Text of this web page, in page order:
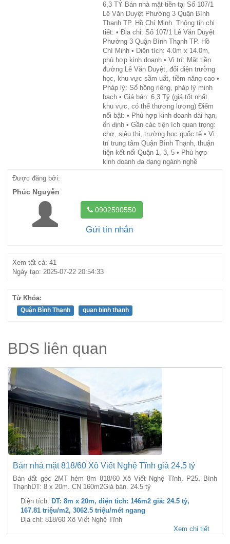
6,3 TỶ Bán nhà mặt tiền tại Số 107/1
Lê Văn Duyệt Phường 3 Quận Bình
Thạnh TP. Hồ Chí Minh. Thông tin chi
tiết: • Địa chỉ: Số 107/1 Lê Văn Duyệt
Phường 3 Quận Bình Thạnh TP. Hồ
Chí Minh • Diện tích: 4.0m x 14.0m,
phù hợp kinh doanh • Vị trí: Mặt tiền
đường Lê Văn Duyệt, đối diện trường
học, khu vực sầm uất, tiềm năng cao •
Pháp lý: Sổ hồng riêng, pháp lý minh
bạch • Giá bán: 6,3 Tỷ (giá tốt nhất
khu vực, có thể thương lượng) Điểm
nổi bật: • Phù hợp kinh doanh dài hạn,
ổn định • Gần các tiện ích quan trọng:
chợ, siêu thị, trường học quốc tế • Vị
trí trung tâm Quận Bình Thạnh, thuận
tiện kết nối Quận 1, 3, 5 • Phù hợp
kinh doanh đa dạng ngành nghề
Được đăng bởi:
Phúc Nguyễn
0902590550
Gửi tin nhắn
Xem tất cả: 41
Ngày tạo: 2025-07-22 20:54:33
Từ Khóa:
Quận Bình Thạnh quan binh thanh
BDS liên quan
Bán nhà mặt 818/60 Xô Viết Nghệ Tĩnh giá 24.5 tỷ
Bán đất góc 2MT hẻm 8m 818/60 Xô Viết Nghệ Tĩnh. P25. Bình
ThạnhDT: 8 x 20m. CN 160m2Giá bán. 24.5 tỷ
Diện tích: DT: 8m x 20m, diện tích: 146m2 giá: 24.5 tỷ,
167.81 triệu/m2, 3062.5 triệu/mét ngang
Địa chỉ: 818/60 Xô Viết Nghệ Tĩnh
Xem chi tiết